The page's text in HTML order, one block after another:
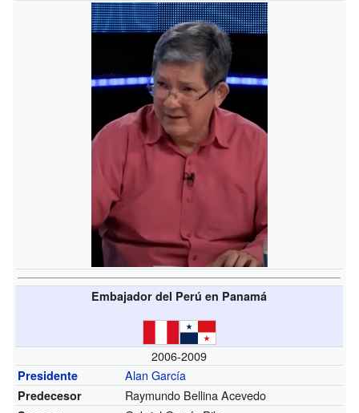
Embajador del Perú en Panamá
2006-2009
Presidente Alan García
Predecesor Raymundo Bellina Acevedo